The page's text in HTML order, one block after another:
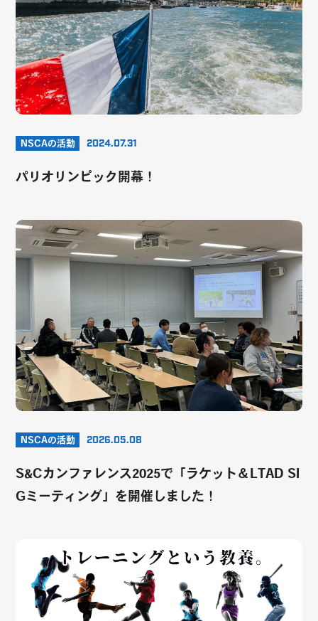
NSCAの活動 2024.07.31
パリオリンピック開幕！
NSCAの活動 2026.05.08
S&Cカンファレンス2025で「ラケット＆LTAD SI
Gミーティング」を開催しました！